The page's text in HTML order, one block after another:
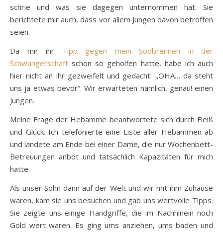
schrie und was sie dagegen unternommen hat. Sie
berichtete mir auch, dass vor allem Jungen davon betroffen
seien.
Da mir ihr Tipp gegen mein Sodbrennen in der
Schwangerschaft schon so geholfen hatte, habe ich auch
hier nicht an ihr gezweifelt und gedacht: „OHA… da steht
uns ja etwas bevor“. Wir erwarteten nämlich, genau! einen
Jungen.
Meine Frage der Hebamme beantwortete sich durch Fleiß
und Glück. Ich telefonierte eine Liste aller Hebammen ab
und landete am Ende bei einer Dame, die nur Wochenbett-
Betreuungen anbot und tatsächlich Kapazitäten für mich
hatte.
Als unser Sohn dann auf der Welt und wir mit ihm Zuhause
waren, kam sie uns besuchen und gab uns wertvolle Tipps.
Sie zeigte uns einige Handgriffe, die im Nachhinein noch
Gold wert waren. Es ging ums anziehen, ums baden und